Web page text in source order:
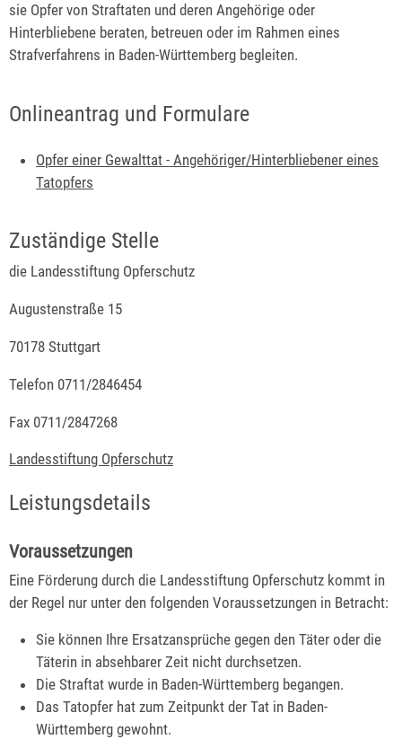
sie Opfer von Straftaten und deren Angehörige oder
Hinterbliebene beraten, betreuen oder im Rahmen eines
Strafverfahrens in Baden-Württemberg begleiten.
Onlineantrag und Formulare
Opfer einer Gewalttat - Angehöriger/Hinterbliebener eines
Tatopfers
Zuständige Stelle
die Landesstiftung Opferschutz
Augustenstraße 15
70178 Stuttgart
Telefon 0711/2846454
Fax 0711/2847268
Landesstiftung Opferschutz
Leistungsdetails
Voraussetzungen
Eine Förderung durch die Landesstiftung Opferschutz kommt in
der Regel nur unter den folgenden Voraussetzungen in Betracht:
Sie können Ihre Ersatzansprüche gegen den Täter oder die
Täterin in absehbarer Zeit nicht durchsetzen.
Die Straftat wurde in Baden-Württemberg begangen.
Das Tatopfer hat zum Zeitpunkt der Tat in Baden-
Württemberg gewohnt.